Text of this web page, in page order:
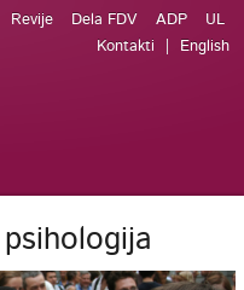
Revije Dela FDV ADP
UL
Kontakti
English